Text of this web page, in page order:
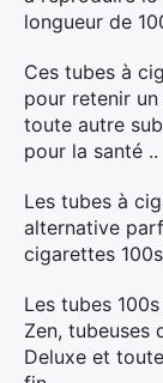
longueur de
Ces tubes à
pour retenir
toute autre
pour la santé ..
Les tubes à
alternative
cigarettes
Les tubes
Zen, tubeuses
Deluxe et